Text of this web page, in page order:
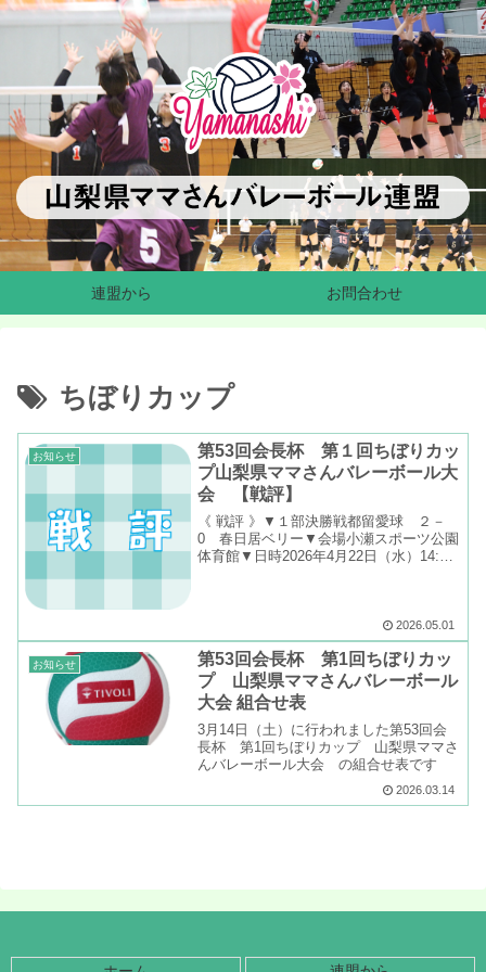
連盟から お問合わせ
ちぼりカップ
お知らせ
第53回会長杯 第１回ちぼりカッ
プ山梨県ママさんバレーボール大
会 【戦評】
《 戦評 》▼１部決勝戦都留愛球 ２－
0 春日居ベリー▼会場小瀬スポーツ公園
体育館▼日時2026年4月22日（水）14:55
2026.05.01
お知らせ
第53回会長杯 第1回ちぼりカッ
プ 山梨県ママさんバレーボール
大会 組合せ表
3月14日（土）に行われました第53回会
長杯 第1回ちぼりカップ 山梨県ママさ
んバレーボール大会 の組合せ表です
2026.03.14